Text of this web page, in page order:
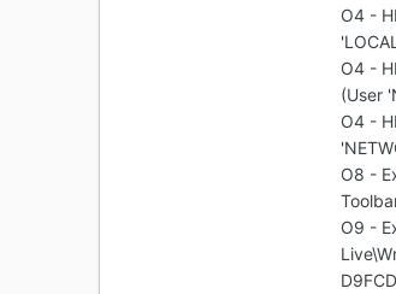
O4 -
O4 -
(User
O4 -
O8 -
O9 -